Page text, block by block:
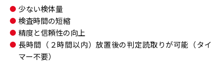
少ない検体量
検査時間の短縮
精度と信頼性の向上
長時間（２時間以内）放置後の判定読取りが可能（タイ
マー不要）